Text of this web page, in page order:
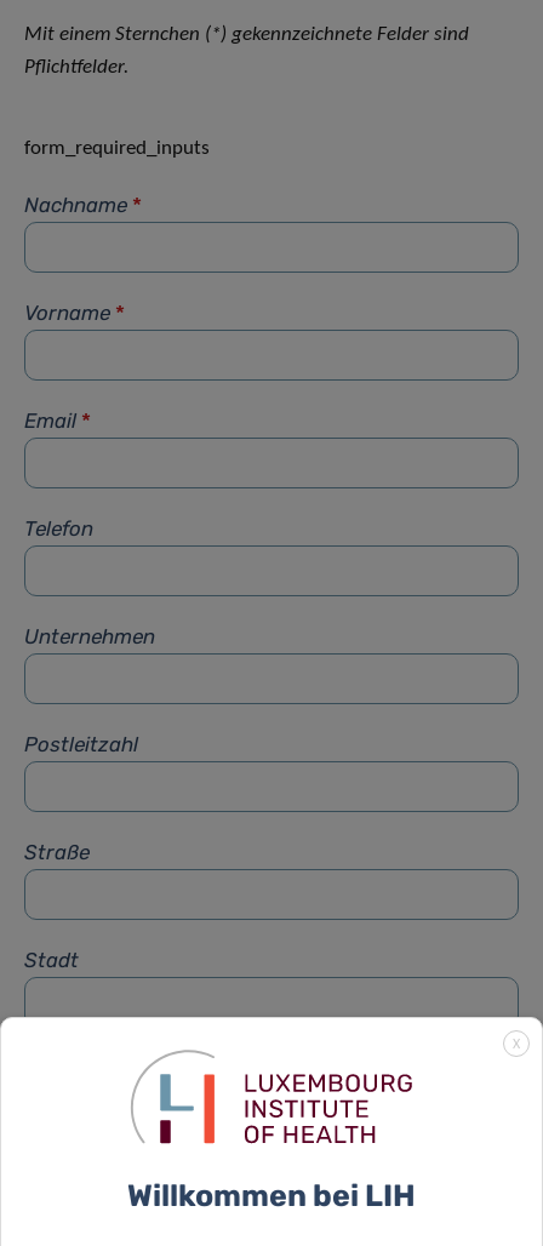
Mit einem Sternchen (*) gekennzeichnete Felder sind
Pflichtfelder.
form_required_inputs
Nachname *
Vorname *
Email *
Telefon
Unternehmen
Postleitzahl
Straße
Stadt
X
Willkommen bei LIH